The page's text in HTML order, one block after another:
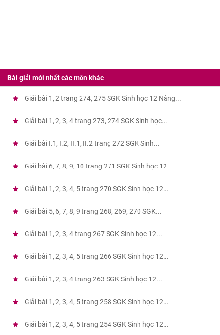
Bài giải mới nhất các môn khác
Giải bài 1, 2 trang 274, 275 SGK Sinh học 12 Nâng...
Giải bài 1, 2, 3, 4 trang 273, 274 SGK Sinh học...
Giải bài I.1, I.2, II.1, II.2 trang 272 SGK Sinh...
Giải bài 6, 7, 8, 9, 10 trang 271 SGK Sinh học 12...
Giải bài 1, 2, 3, 4, 5 trang 270 SGK Sinh học 12...
Giải bài 5, 6, 7, 8, 9 trang 268, 269, 270 SGK...
Giải bài 1, 2, 3, 4 trang 267 SGK Sinh học 12...
Giải bài 1, 2, 3, 4, 5 trang 266 SGK Sinh học 12...
Giải bài 1, 2, 3, 4 trang 263 SGK Sinh học 12...
Giải bài 1, 2, 3, 4, 5 trang 258 SGK Sinh học 12...
Giải bài 1, 2, 3, 4, 5 trang 254 SGK Sinh học 12...